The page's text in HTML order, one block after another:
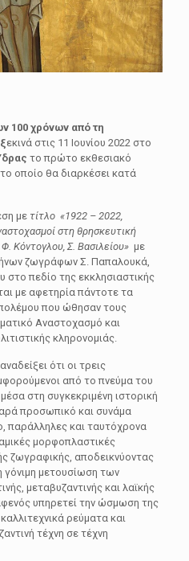
100 χρόνων από τη
εκινά στις 11 Ιουνίου 2022 στο
το πρώτο εκθεσιακό
οποίο θα διαρκέσει κατά
με τίτλο «1922 – 2022,
στη θρησκευτική
Κόντογλου, Σ. Βασιλείου»με
ζωγράφων Σ. Παπαλουκά,
στο πεδίο της εκκλησιαστικής
με αφετηρία πάντοτε τα
που ώθησαν τους
Αναστοχασμό και
κληρονομιάς.
ότι οι τρεις
από το πνεύμα του
στη συγκεκριμένη ιστορική
προσωπικό και συνάμα
παράλληλες και ταυτόχρονα
μορφοπλαστικές
ζωγραφικής, αποδεικνύοντας
γόνιμη μετουσίωση των
μεταβυζαντινής και λαϊκής
υπηρετεί την ώσμωση της
ρεύματα και
τέχνη σε τέχνη